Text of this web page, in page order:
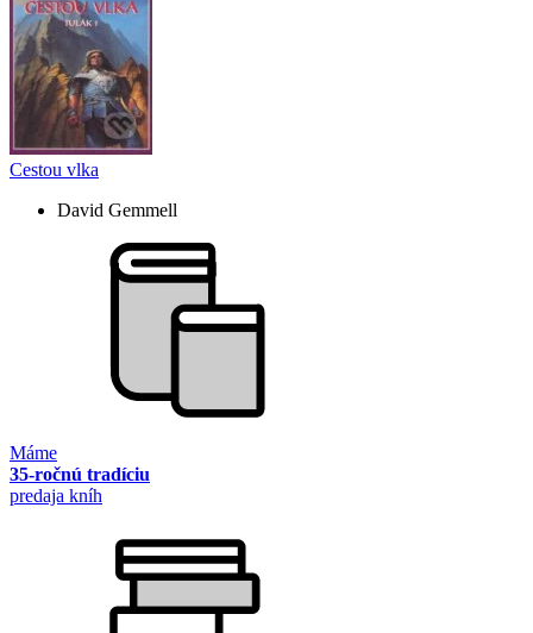
Cestou vlka
David Gemmell
Máme
35-ročnú tradíciu
predaja kníh